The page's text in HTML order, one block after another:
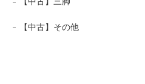
【中古】その他